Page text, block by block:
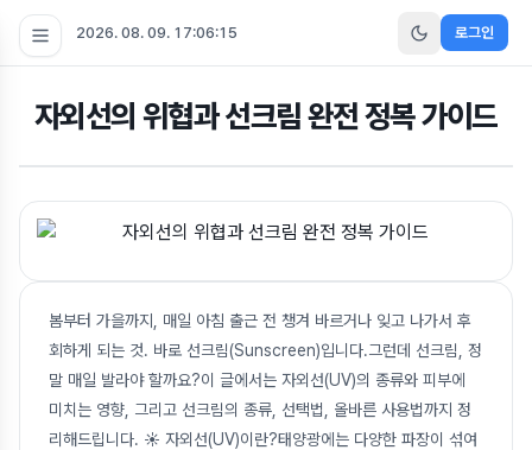
2026. 08. 09. 17:06:16 로그인
자외선의 위협과 선크림 완전 정복 가이드
봄부터 가을까지, 매일 아침 출근 전 챙겨 바르거나 잊고 나가서 후
회하게 되는 것. 바로 선크림(Sunscreen)입니다.그런데 선크림, 정
말 매일 발라야 할까요?이 글에서는 자외선(UV)의 종류와 피부에
미치는 영향, 그리고 선크림의 종류, 선택법, 올바른 사용법까지 정
리해드립니다. ☀ 자외선(UV)이란?태양광에는 다양한 파장이 섞여